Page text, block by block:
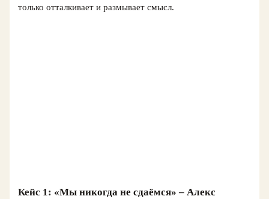
только отталкивает и размывает смысл.
Кейс 1: «Мы никогда не сдаёмся» – Алекс